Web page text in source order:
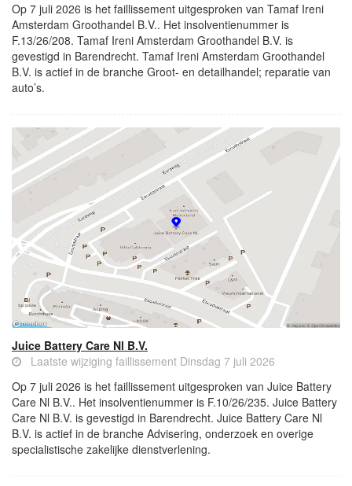
Op 7 juli 2026 is het faillissement uitgesproken van Tamaf Ireni
Amsterdam Groothandel B.V.. Het insolventienummer is
F.13/26/208. Tamaf Ireni Amsterdam Groothandel B.V. is
gevestigd in Barendrecht. Tamaf Ireni Amsterdam Groothandel
B.V. is actief in de branche Groot- en detailhandel; reparatie van
auto’s.
Juice Battery Care Nl B.V.
Laatste wijziging faillissement Dinsdag 7 juli 2026
Op 7 juli 2026 is het faillissement uitgesproken van Juice Battery
Care Nl B.V.. Het insolventienummer is F.10/26/235. Juice Battery
Care Nl B.V. is gevestigd in Barendrecht. Juice Battery Care Nl
B.V. is actief in de branche Advisering, onderzoek en overige
specialistische zakelijke dienstverlening.